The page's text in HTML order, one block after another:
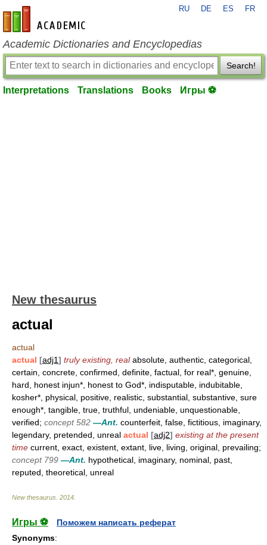
en-academic.com
RU DE ES FR
Academic Dictionaries and Encyclopedias
Search!
Interpretations Translations Books Игры ⚽
New thesaurus
actual
actual
actual [adj1] truly existing, realabsolute, authentic, categorical,
certain, concrete, confirmed, definite, factual, for real*, genuine,
hard, honest injun*, honest to God*, indisputable, indubitable,
kosher*, physical, positive, realistic, substantial, substantive, sure
enough*, tangible, true, truthful, undeniable, unquestionable,
verified; concept 582 —Ant. counterfeit, false, fictitious, imaginary,
legendary, pretended, unreal actual [adj2] existing at the present
time current, exact, existent, extant, live, living, original, prevailing;
concept 799 —Ant. hypothetical, imaginary, nominal, past,
reputed, theoretical, unreal
New thesaurus 2014
Игры ⚽
Поможем написать реферат
Synonyms: